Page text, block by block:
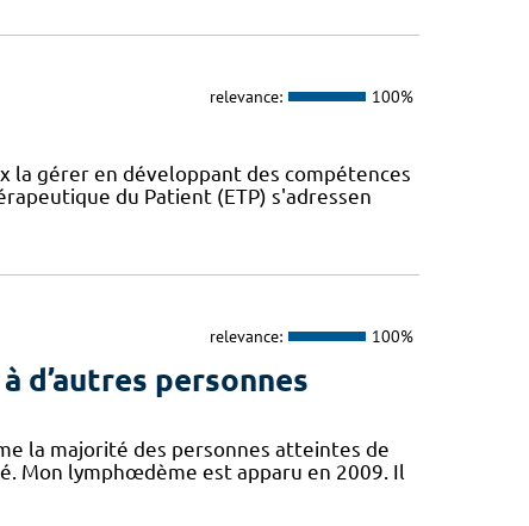
relevance: 100%
la gérer en développant des compétences
du Patient (ETP) s'adressen
relevance: 100%
d’autres personnes
la majorité des personnes atteintes de
Mon lymphœdème est apparu en 2009. Il